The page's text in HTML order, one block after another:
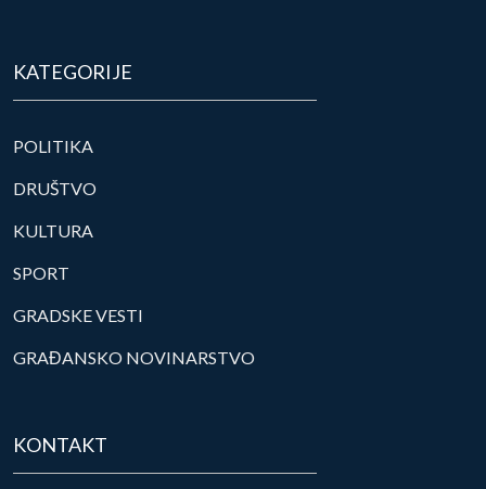
KATEGORIJE
POLITIKA
DRUŠTVO
KULTURA
SPORT
GRADSKE VESTI
GRAĐANSKO NOVINARSTVO
KONTAKT